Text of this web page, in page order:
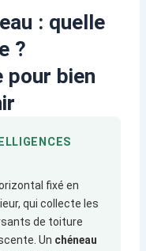
: quelle
?
pour bien
fixé en
qui collecte les
de toiture
Un chéneau